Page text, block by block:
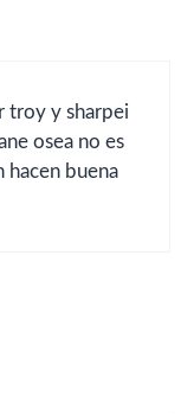
troy y sharpei
osea no es
hacen buena